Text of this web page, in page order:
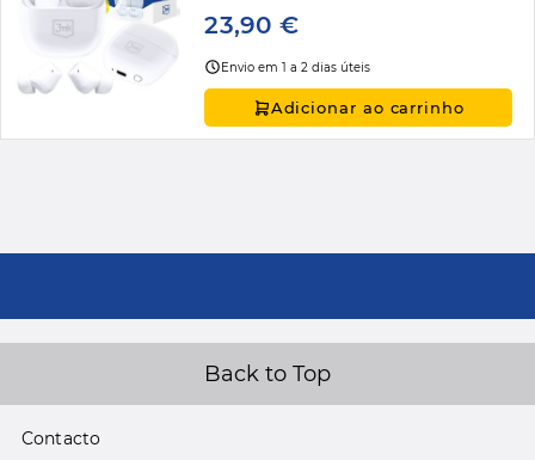
23,90 €
Envio em 1 a 2 dias úteis
Adicionar ao carrinho
Back to Top
Contacto